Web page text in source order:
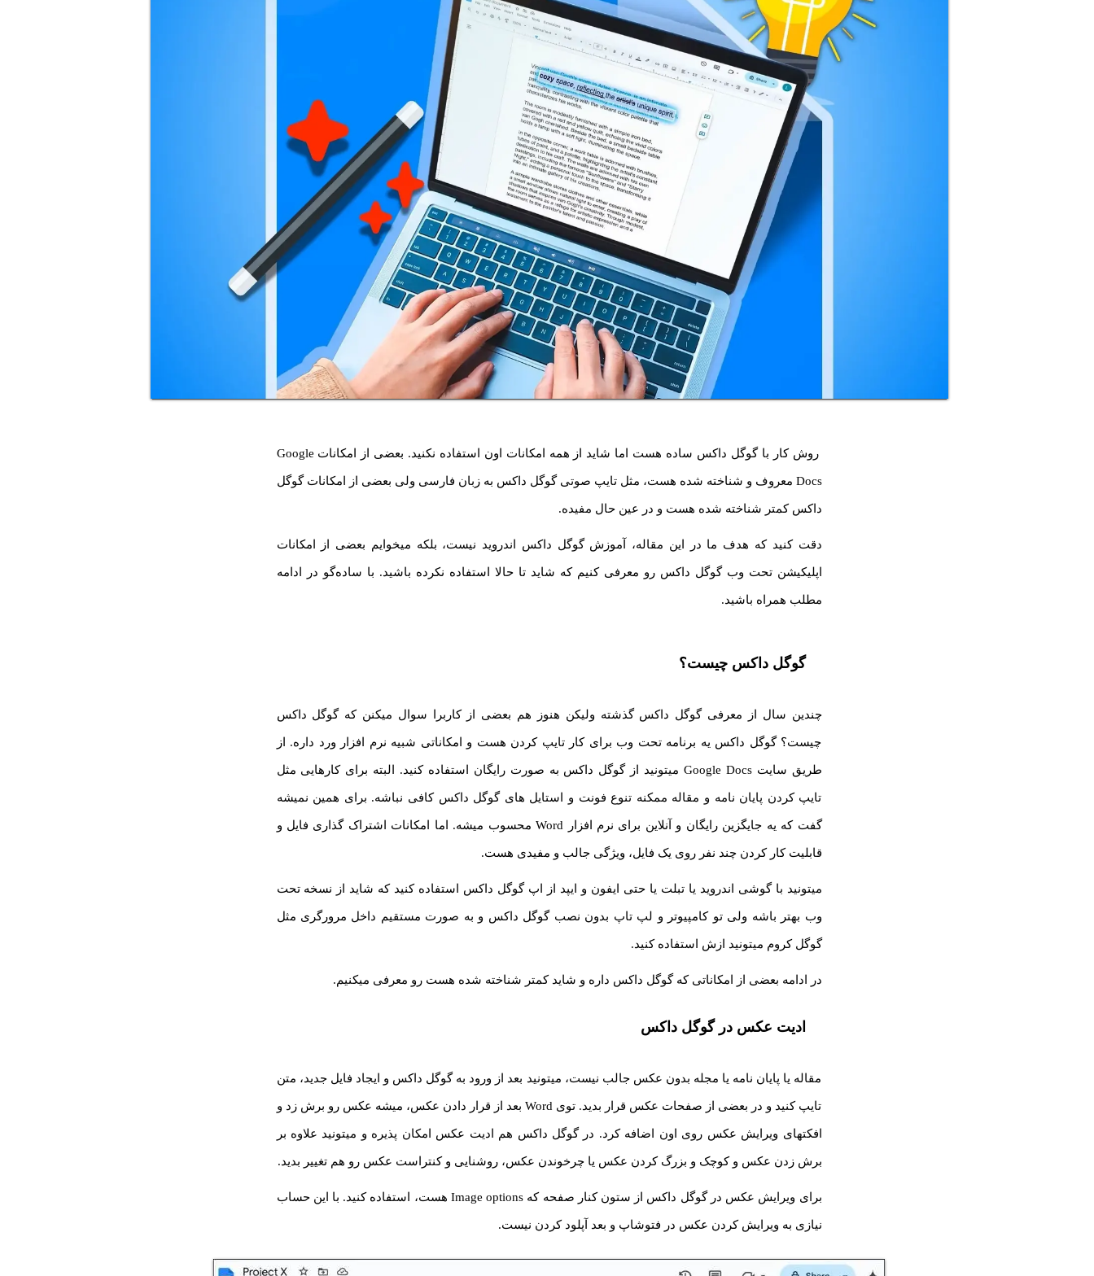
روش کار با گوگل داکس ساده هست اما شاید از همه امکانات اون استفاده نکنید. بعضی از امکانات Google
Docs معروف و شناخته شده هست، مثل تایپ صوتی گوگل داکس به زبان فارسی ولی بعضی از امکانات گوگل
داکس کمتر شناخته شده هست و در عین حال مفیده.
دقت کنید که هدف ما در این مقاله، آموزش گوگل داکس اندروید نیست، بلکه میخوایم بعضی از امکانات
اپلیکیشن تحت وب گوگل داکس رو معرفی کنیم که شاید تا حالا استفاده نکرده باشید. با ساده‌گو در ادامه
مطلب همراه باشید.
گوگل داکس چیست؟
چندین سال از معرفی گوگل داکس گذشته ولیکن هنوز هم بعضی از کاربرا سوال میکنن که گوگل داکس
چیست؟ گوگل داکس یه برنامه تحت وب برای کار تایپ کردن هست و امکاناتی شبیه نرم افزار ورد داره. از
طریق سایت Google Docs میتونید از گوگل داکس به صورت رایگان استفاده کنید. البته برای کارهایی مثل
تایپ کردن پایان نامه و مقاله ممکنه تنوع فونت و استایل های گوگل داکس کافی نباشه. برای همین نمیشه
گفت که یه جایگزین رایگان و آنلاین برای نرم افزار Word محسوب میشه. اما امکانات اشتراک گذاری فایل و
قابلیت کار کردن چند نفر روی یک فایل، ویژگی جالب و مفیدی هست.
میتونید با گوشی اندروید یا تبلت یا حتی ایفون و ایپد از اپ گوگل داکس استفاده کنید که شاید از نسخه تحت
وب بهتر باشه ولی تو کامپیوتر و لپ تاپ بدون نصب گوگل داکس و به صورت مستقیم داخل مرورگری مثل
گوگل کروم میتونید ازش استفاده کنید.
در ادامه بعضی از امکاناتی که گوگل داکس داره و شاید کمتر شناخته شده هست رو معرفی میکنیم.
ادیت عکس در گوگل داکس
مقاله یا پایان نامه یا مجله بدون عکس جالب نیست، میتونید بعد از ورود به گوگل داکس و ایجاد فایل جدید، متن
تایپ کنید و در بعضی از صفحات عکس قرار بدید. توی Word بعد از قرار دادن عکس، میشه عکس رو برش زد و
افکتهای ویرایش عکس روی اون اضافه کرد. در گوگل داکس هم ادیت عکس امکان پذیره و میتونید علاوه بر
برش زدن عکس و کوچک و بزرگ کردن عکس یا چرخوندن عکس، روشنایی و کنتراست عکس رو هم تغییر بدید.
برای ویرایش عکس در گوگل داکس از ستون کنار صفحه که Image options هست، استفاده کنید. با این حساب
نیازی به ویرایش کردن عکس در فتوشاپ و بعد آپلود کردن نیست.